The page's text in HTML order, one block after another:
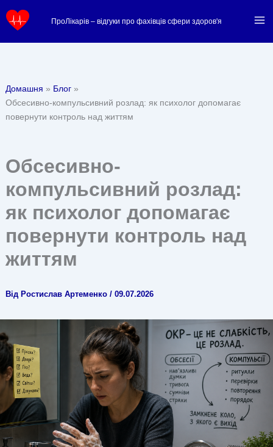
до
ПроЛікарів – відгуки про фахівців сфери здоров'я
Домашня
Блог
Обсесивно-компульсивний розлад: як психолог допомагає
повернути контроль над життям
Обсесивно-
компульсивний розлад:
як психолог допомагає
повернути контроль над
життям
Від Ростислав Артеменко / 09.07.2026